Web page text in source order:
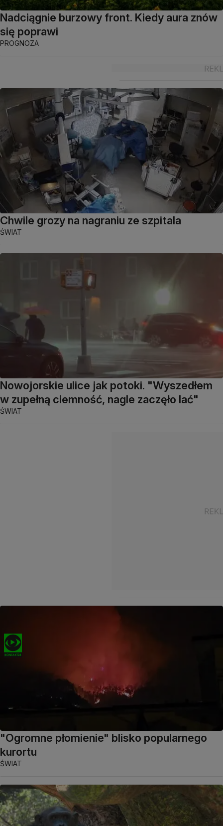
Nadciągnie burzowy front. Kiedy aura znów
się poprawi
PROGNOZA
Chwile grozy na nagraniu ze szpitala
ŚWIAT
Nowojorskie ulice jak potoki. "Wyszedłem
w zupełną ciemność, nagle zaczęło lać"
ŚWIAT
"Ogromne płomienie" blisko popularnego
kurortu
ŚWIAT